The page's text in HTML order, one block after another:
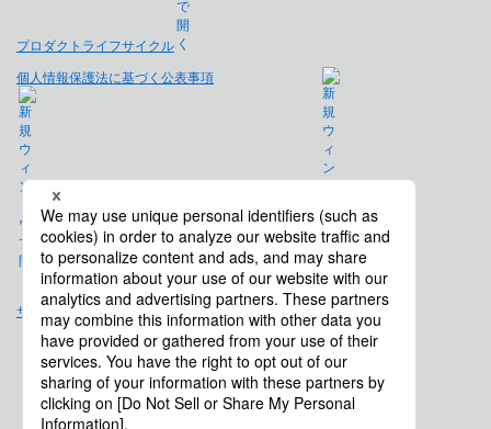
プロダクトライフサイクル
個人情報保護法に基づく公表事項
免責事項
サイトマップ